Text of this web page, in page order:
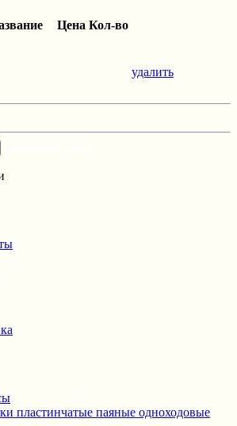
Цена Кол-во
удалить
пластинчатые паяные одноходовые